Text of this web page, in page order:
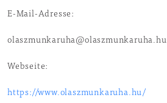
E-Mail-Adresse:
olaszmunkaruha@olaszmunkaruha.hu
Webseite:
https://www.olaszmunkaruha.hu/